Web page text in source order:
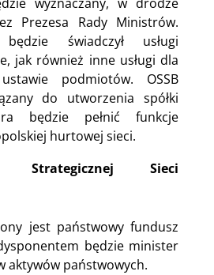
Prezesa Rady Ministrów.
świadczył usługi
jak również inne usługi dla
podmiotów. OSSB
do utworzenia spółki
będzie pełnić funkcje
hurtowej sieci.
Strategicznej Sieci
jest państwowy fundusz
będzie minister
aktywów państwowych.